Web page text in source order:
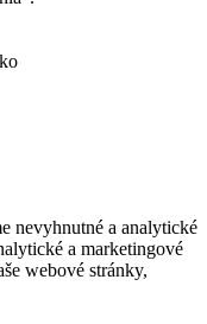
nevyhnutné a analytické
a marketingové
webové stránky,